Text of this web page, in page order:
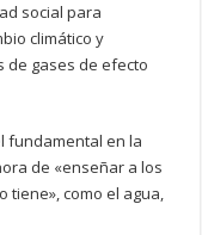
social para
climático y
de gases de efecto
fundamental en la
de «enseñar a los
tiene», como el agua,